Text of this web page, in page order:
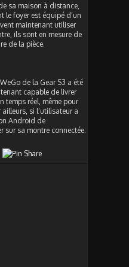
sa maison à distance,
le foyer est équipé d’un
maintenant utiliser
ils sont en mesure de
de la pièce.
de la Gear S3 a été
capable de livrer
temps réel, même pour
si l’utilisateur a
Android de
sur sa montre connectée.